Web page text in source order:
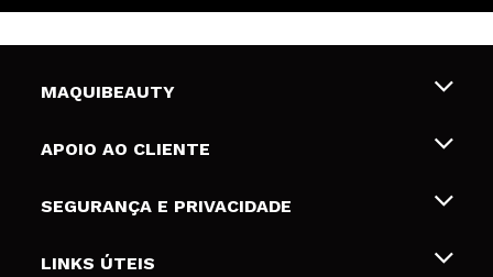
MAQUIBEAUTY
Sobre nós
Gift Cards
APOIO AO CLIENTE
Envios e Devoluções
Formas de pagamento
SEGURANÇA E PRIVACIDADE
Termos e Privacidade
LINKS ÚTEIS